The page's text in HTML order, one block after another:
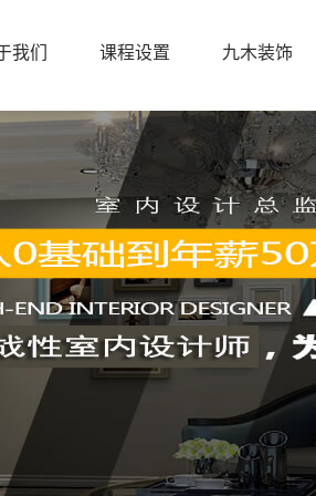
我们 课程设置 九木装饰